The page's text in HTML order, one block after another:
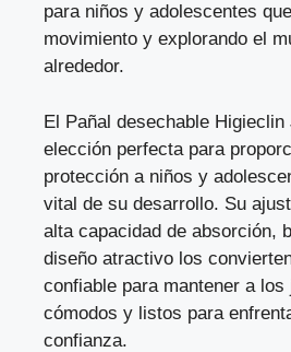
para niños y adolescentes
movimiento y explorando el
alrededor.
El Pañal desechable
elección perfecta para
protección a niños y
vital de su desarrollo. Su
alta capacidad de absorción,
diseño atractivo los
confiable para mantener a
cómodos y listos para
confianza.